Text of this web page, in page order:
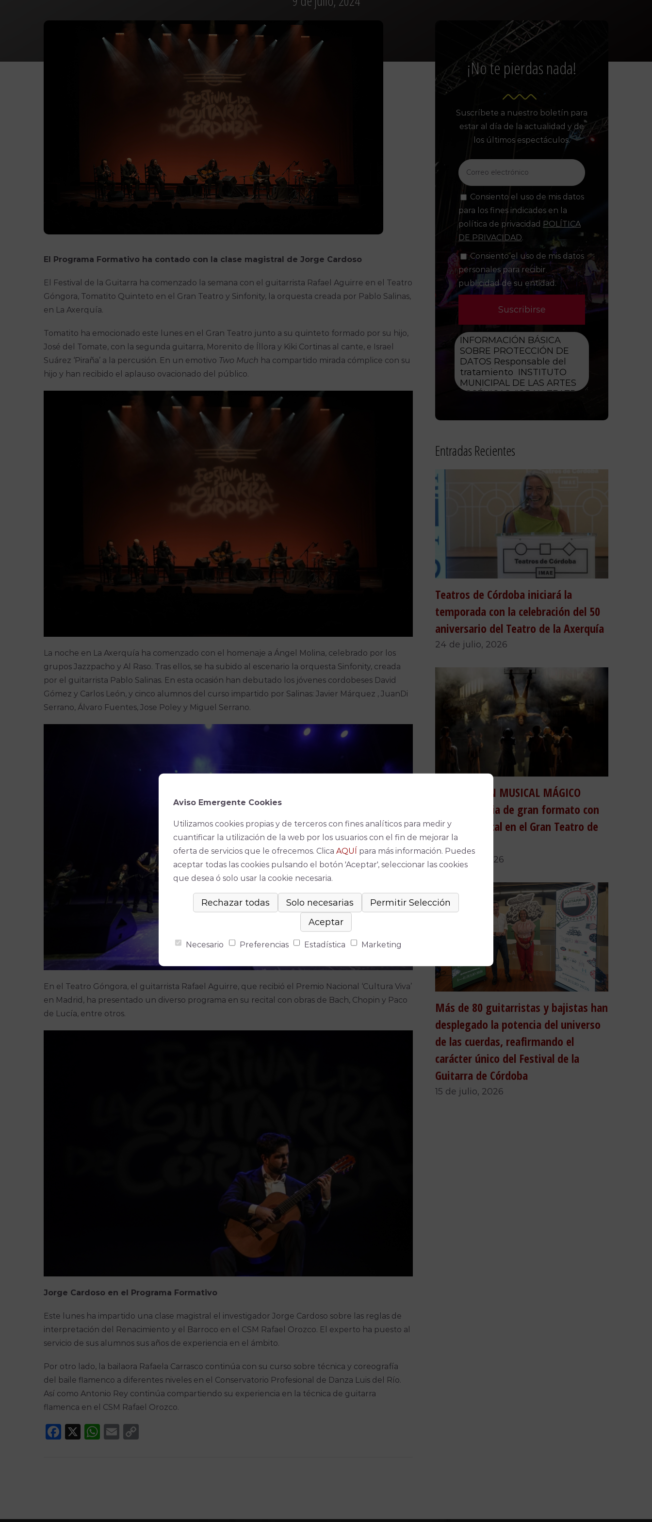
El Programa Formativo ha contado con la clase magistral de Jorge Cardoso
El Festival de la Guitarra ha comenzado la semana con el guitarrista Rafael Aguirre en el Teatro
Góngora, Tomatito Quinteto en el Gran Teatro y Sinfonity, la orquesta creada por Pablo Salinas,
en La Axerquía.
Tomatito ha emocionado este lunes en el Gran Teatro junto a su quinteto formado por su hijo,
José del Tomate, con la segunda guitarra, Morenito de Íllora y Kiki Cortinas al cante, e Israel
Suárez ‘Piraña’ a la percusión. En un emotivo Two Much ha compartido mirada cómplice con su
hijo y han recibido el aplauso ovacionado del público.
La noche en La Axerquía ha comenzado con el homenaje a Ángel Molina, celebrado por los
grupos Jazzpacho y Al Raso. Tras ellos, se ha subido al escenario la orquesta Sinfonity, creada
por el guitarrista Pablo Salinas. En esta ocasión han debutado los jóvenes cordobeses David
Gómez y Carlos León, y cinco alumnos del curso impartido por Salinas: Javier Márquez , JuanDi
Serrano, Álvaro Fuentes, Jose Poley y Miguel Serrano.
En el Teatro Góngora, el guitarrista Rafael Aguirre, que recibió el Premio Nacional ‘Cultura Viva’
en Madrid, ha presentado un diverso programa en su recital con obras de Bach, Chopin y Paco
de Lucía, entre otros.
Jorge Cardoso en el Programa Formativo
Este lunes ha impartido una clase magistral el investigador Jorge Cardoso sobre las reglas de
interpretación del Renacimiento y el Barroco en el CSM Rafael Orozco. El experto ha puesto al
servicio de sus alumnos sus años de experiencia en el ámbito.
Por otro lado, la bailaora Rafaela Carrasco continúa con su curso sobre técnica y coreografía
del baile flamenco a diferentes niveles en el Conservatorio Profesional de Danza Luis del Río.
Así como Antonio Rey continúa compartiendo su experiencia en la técnica de guitarra
flamenca en el CSM Rafael Orozco.
Facebook
X WhatsApp
Email
¡No te pierdas nada!
Suscríbete a nuestro boletín para
estar al día de la actualidad y de
los últimos espectáculos.
Consiento el uso de mis datos
para los fines indicados en la
política de privacidad POLÍTICA
DE PRIVACIDAD.
Consiento el uso de mis datos
personales para recibir
publicidad de su entidad.
Entradas Recientes
Teatros de Córdoba iniciará la
temporada con la celebración del 50
aniversario del Teatro de la Axerquía
24 de julio, 2026
HOUDINI, UN MUSICAL MÁGICO
reunirá magia de gran formato con
teatro musical en el Gran Teatro de
Córdoba
17 de julio, 2026
Más de 80 guitarristas y bajistas han
desplegado la potencia del universo
de las cuerdas, reafirmando el
carácter único del Festival de la
Guitarra de Córdoba
15 de julio, 2026
Aviso Emergente Cookies
Utilizamos cookies propias y de terceros con fines analíticos para medir y
cuantificar la utilización de la web por los usuarios con el fin de mejorar la
oferta de servicios que le ofrecemos. Clica AQUÍ para más información. Puedes
aceptar todas las cookies pulsando el botón 'Aceptar', seleccionar las cookies
que desea ó solo usar la cookie necesaria.
Necesario Preferencias Estadística Marketing